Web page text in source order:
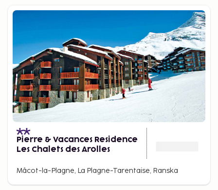
Pierre & Vacances Residence
Les Chalets des Arolles
Mâcot-la-Plagne, La Plagne-Tarentaise, Ranska